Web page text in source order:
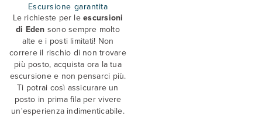
Escursione garantita
Le richieste per leescursioni
di Eden sono sempre molto
alte e i posti limitati! Non
correre il rischio di non trovare
più posto, acquista ora la tua
escursione e non pensarci più.
Ti potrai così assicurare un
posto in prima fila per vivere
un'esperienza indimenticabile.